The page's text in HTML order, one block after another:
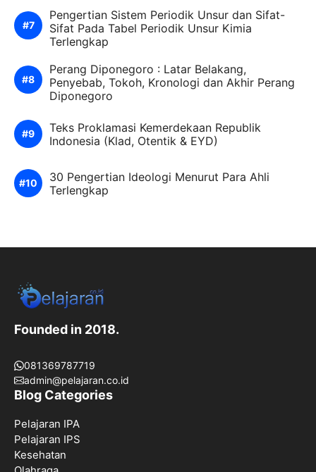
Pengertian Sistem Periodik Unsur dan Sifat-
Sifat Pada Tabel Periodik Unsur Kimia
Terlengkap
Perang Diponegoro : Latar Belakang,
Penyebab, Tokoh, Kronologi dan Akhir Perang
Diponegoro
Teks Proklamasi Kemerdekaan Republik
Indonesia (Klad, Otentik & EYD)
30 Pengertian Ideologi Menurut Para Ahli
Terlengkap
Founded in 2018.
081369787719
admin@pelajaran.co.id
Blog Categories
Pelajaran IPA
Pelajaran IPS
Kesehatan